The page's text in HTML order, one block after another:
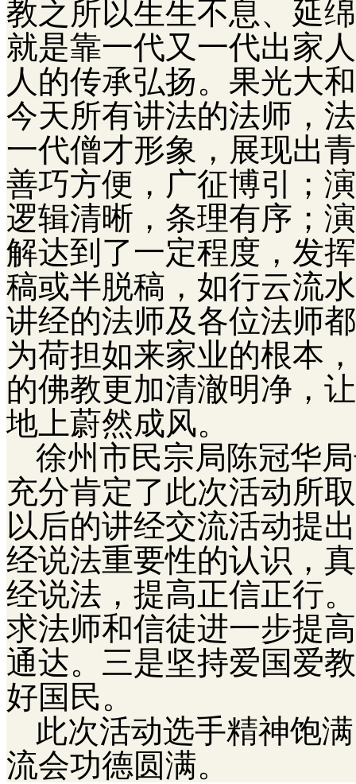
教之所以生生不息、延
就是靠一代又一代出家
人的传承弘扬。果光大
今天所有讲法的法师，
一代僧才形象，展现出
善巧方便，广征博引；
逻辑清晰，条理有序；
解达到了一定程度，发
稿或半脱稿，如行云流
讲经的法师及各位法师
为荷担如来家业的根本
的佛教更加清澈明净，
地上蔚然成风。
徐州市民宗局陈冠华
充分肯定了此次活动所
以后的讲经交流活动提
经说法重要性的认识，
经说法，提高正信正行
求法师和信徒进一步提
通达。三是坚持爱国爱
好国民。
此次活动选手精神饱
流会功德圆满。